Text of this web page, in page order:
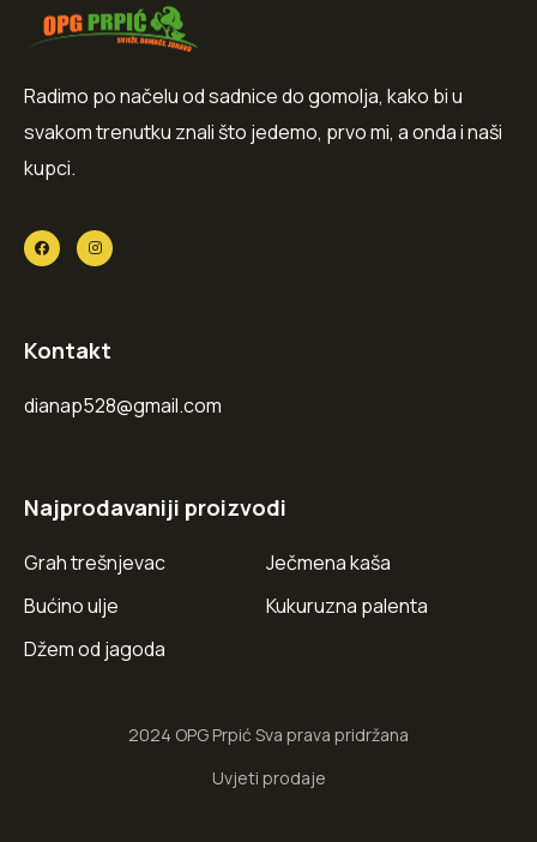
Radimo po načelu od sadnice do gomolja, kako bi u
svakom trenutku znali što jedemo, prvo mi, a onda i naši
kupci.
Kontakt
dianap528@gmail.com
Najprodavaniji proizvodi
Grah trešnjevac
Bućino ulje
Džem od jagoda
Ječmena kaša
Kukuruzna palenta
2024 OPG Prpić Sva prava pridržana
Uvjeti prodaje